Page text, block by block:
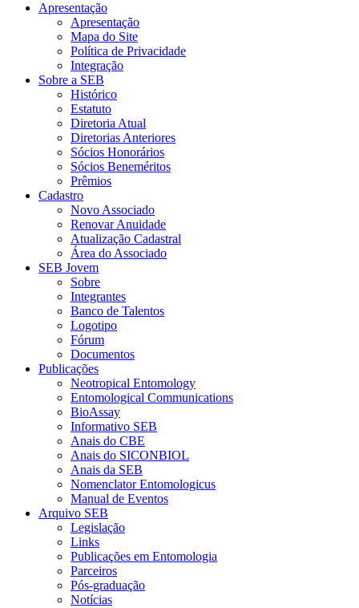
Apresentação
Apresentação
Mapa do Site
Política de Privacidade
Integração
Sobre a SEB
Histórico
Estatuto
Diretoria Atual
Diretorias Anteriores
Sócios Honorários
Sócios Beneméritos
Prêmios
Cadastro
Novo Associado
Renovar Anuidade
Atualização Cadastral
Área do Associado
SEB Jovem
Sobre
Integrantes
Banco de Talentos
Logotipo
Fórum
Documentos
Publicações
Neotropical Entomology
Entomological Communications
BioAssay
Informativo SEB
Anais do CBE
Anais do SICONBIOL
Anais da SEB
Nomenclator Entomologicus
Manual de Eventos
Arquivo SEB
Legislação
Links
Publicações em Entomologia
Parceiros
Pós-graduação
Notícias